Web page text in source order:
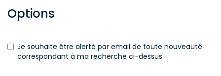
Options
Je souhaite être alerté par email de toute nouveauté
correspondant à ma recherche ci-dessus